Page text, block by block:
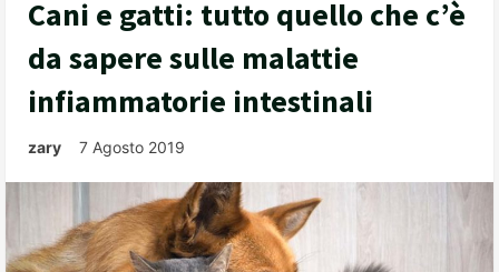
Cani e gatti: tutto quello che c’è
da sapere sulle malattie
infiammatorie intestinali
zary 7 Agosto 2019